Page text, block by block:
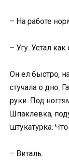
– На работе
– Угу. Устал как
Он ел быстро,
стучала о дно.
руки. Под
Шпаклёвка,
штукатурка.
– Виталь.